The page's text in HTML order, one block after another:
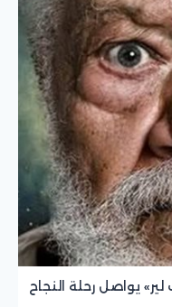
يواصل رحلة النجاح